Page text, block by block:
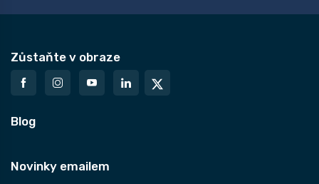
Zůstaňte v obraze
Blog
Novinky emailem